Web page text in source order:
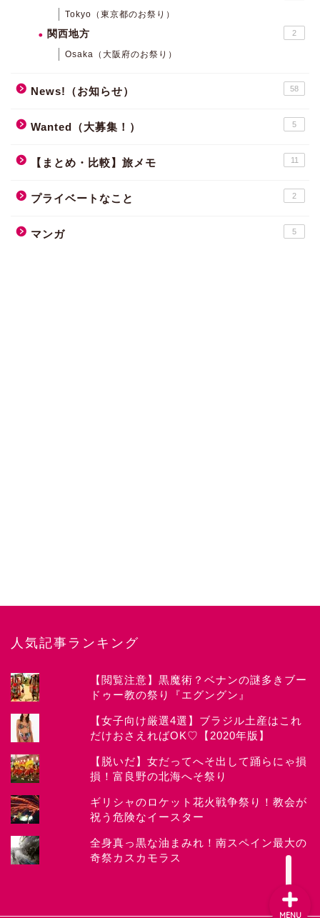
Tokyo（東京都のお祭り）
関西地方 2
Osaka（大阪府のお祭り）
News!（お知らせ） 58
Wanted（大募集！） 5
【まとめ・比較】旅メモ 11
プライベートなこと 2
マンガ 5
人気記事ランキング
【閲覧注意】黒魔術？ベナンの謎多きブー
ドゥー教の祭り『エグングン』
【女子向け厳選4選】ブラジル土産はこれ
だけおさえればOK♡【2020年版】
【脱いだ】女だってへそ出して踊らにゃ損
損！富良野の北海へそ祭り
ギリシャのロケット花火戦争祭り！教会が
祝う危険なイースター
全身真っ黒な油まみれ！南スペイン最大の
奇祭カスカモラス
MENU
News
about CHIYOKO
Festival